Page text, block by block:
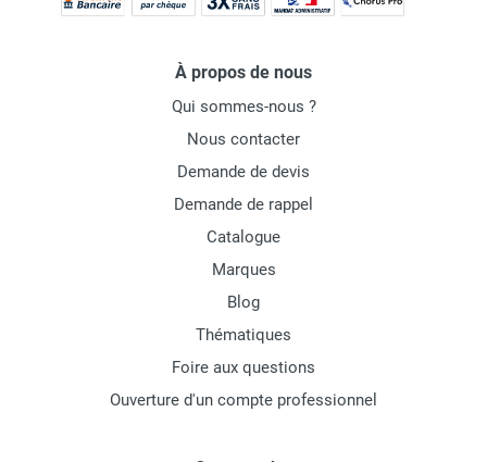
À propos de nous
Qui sommes-nous ?
Nous contacter
Demande de devis
Demande de rappel
Catalogue
Marques
Blog
Thématiques
Foire aux questions
Ouverture d'un compte professionnel